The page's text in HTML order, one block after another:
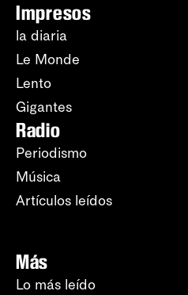
Impresos
la diaria
Le Monde
Lento
Gigantes
Radio
Periodismo
Música
Artículos leídos
Más
Lo más leído